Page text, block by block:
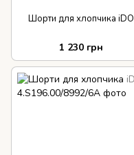
Шорти для хлопчика iDO
1 230 грн